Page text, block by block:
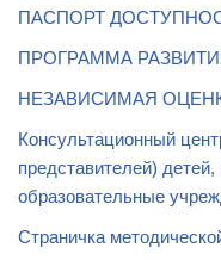
ПАСПОРТ
ПРОГРАММА
НЕЗАВИСИМАЯ
Консультационный
представителей)
образовательные
Страничка